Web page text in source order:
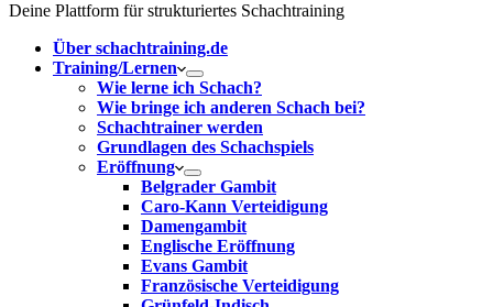
Deine Plattform für strukturiertes Schachtraining
Über schachtraining.de
Training/Lernen
Wie lerne ich Schach?
Wie bringe ich anderen Schach bei?
Schachtrainer werden
Grundlagen des Schachspiels
Eröffnung
Belgrader Gambit
Caro-Kann Verteidigung
Damengambit
Englische Eröffnung
Evans Gambit
Französische Verteidigung